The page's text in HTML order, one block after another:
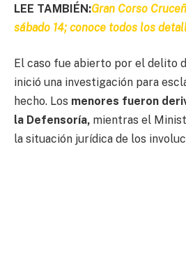
LEE TAMBIÉN:Gran Corso
sábado 14; conoce todos los
El caso fue abierto por el delito
inició una investigación para
hecho. Los menores fueron
la Defensoría, mientras el
la situación jurídica de los